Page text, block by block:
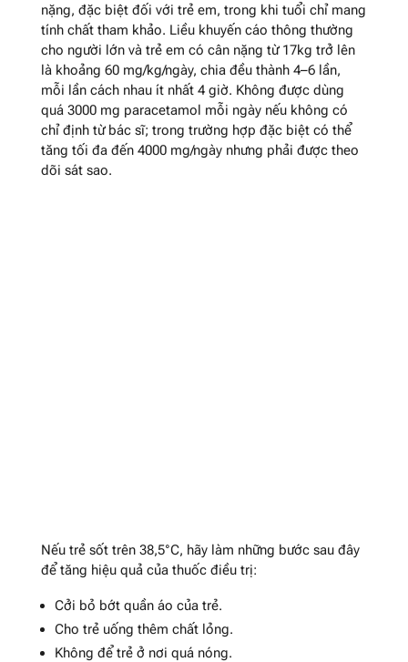
nặng, đặc biệt đối với trẻ em, trong khi tuổi chỉ mang
tính chất tham khảo. Liều khuyến cáo thông thường
cho người lớn và trẻ em có cân nặng từ 17kg trở lên
là khoảng 60 mg/kg/ngày, chia đều thành 4–6 lần,
mỗi lần cách nhau ít nhất 4 giờ. Không được dùng
quá 3000 mg paracetamol mỗi ngày nếu không có
chỉ định từ bác sĩ; trong trường hợp đặc biệt có thể
tăng tối đa đến 4000 mg/ngày nhưng phải được theo
dõi sát sao.
Nếu trẻ sốt trên 38,5°C, hãy làm những bước sau đây
để tăng hiệu quả của thuốc điều trị:
Cởi bỏ bớt quần áo của trẻ.
Cho trẻ uống thêm chất lỏng.
Không để trẻ ở nơi quá nóng.